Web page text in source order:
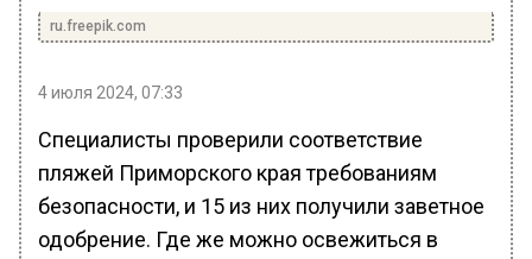
ru.freepik.com
4 июля 2024, 07:33
Специалисты проверили соответствие
пляжей Приморского края требованиям
безопасности, и 15 из них получили заветное
одобрение. Где же можно освежиться в